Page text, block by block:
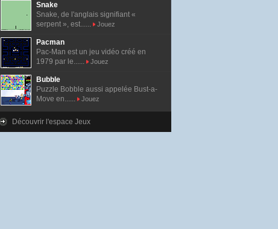
Snake
Snake, de l'anglais signifiant «
serpent », est......
Jouez
Pacman
Pac-Man est un jeu vidéo créé en
1979 par le......
Jouez
Bubble
Puzzle Bobble aussi appelée Bust-a-
Move en......
Jouez
Découvrir l'espace Jeux